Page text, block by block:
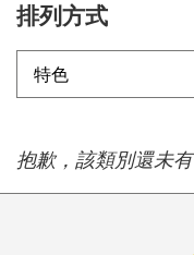
排列方式
抱歉，該類別還未有